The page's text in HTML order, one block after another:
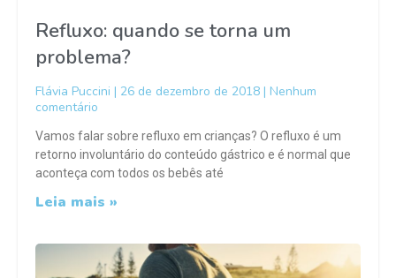
Refluxo: quando se torna um
problema?
Flávia Puccini 26 de dezembro de 2018
Nenhum
comentário
Vamos falar sobre refluxo em crianças? O refluxo é um
retorno involuntário do conteúdo gástrico e é normal que
aconteça com todos os bebês até
Leia mais »